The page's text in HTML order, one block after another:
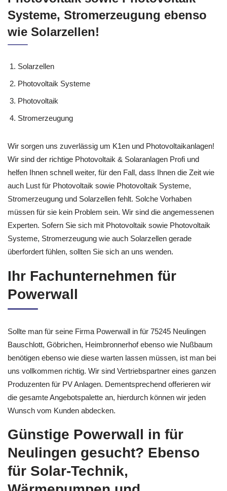
Systeme, Stromerzeugung ebenso
wie Solarzellen!
Solarzellen
Photovoltaik Systeme
Photovoltaik
Stromerzeugung
Wir sorgen uns zuverlässig um K1en und Photovoltaikanlagen!
Wir sind der richtige Photovoltaik & Solaranlagen Profi und
helfen Ihnen schnell weiter, für den Fall, dass Ihnen die Zeit wie
auch Lust für Photovoltaik sowie Photovoltaik Systeme,
Stromerzeugung und Solarzellen fehlt. Solche Vorhaben
müssen für sie kein Problem sein. Wir sind die angemessenen
Experten. Sofern Sie sich mit Photovoltaik sowie Photovoltaik
Systeme, Stromerzeugung wie auch Solarzellen gerade
überfordert fühlen, sollten Sie sich an uns wenden.
Ihr Fachunternehmen für
Powerwall
Sollte man für seine Firma Powerwall in für 75245 Neulingen
Bauschlott, Göbrichen, Heimbronnerhof ebenso wie Nußbaum
benötigen ebenso wie diese warten lassen müssen, ist man bei
uns vollkommen richtig. Wir sind Vertriebspartner eines ganzen
Produzenten für PV Anlagen. Dementsprechend offerieren wir
die gesamte Angebotspalette an, hierdurch können wir jeden
Wunsch vom Kunden abdecken.
Günstige Powerwall in für
Neulingen gesucht? Ebenso
für Solar-Technik,